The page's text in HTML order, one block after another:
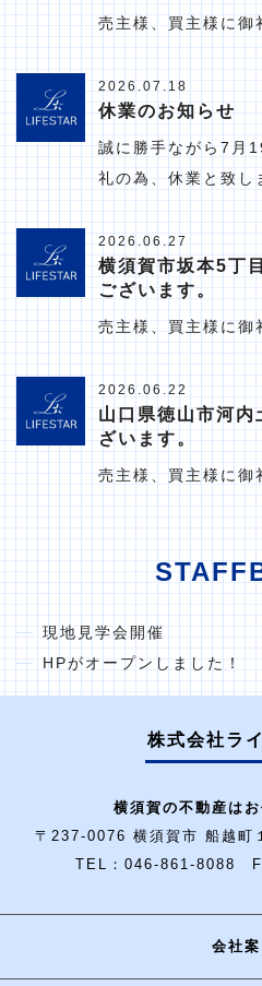
売主様、買主様に御
2026.07.18
休業のお知らせ
誠に勝手ながら7月
礼の為、休業と致し
2026.06.27
横須賀市坂本5丁
ございます。
売主様、買主様に御
2026.06.22
山口県徳山市河
ざいます。
売主様、買主様に御
現地見学会開催
HPがオープンしました！
株式会社ラ
横須賀の不動産はお
〒237-0076 横須賀市 船越町
TEL：046-861-8088
会社案